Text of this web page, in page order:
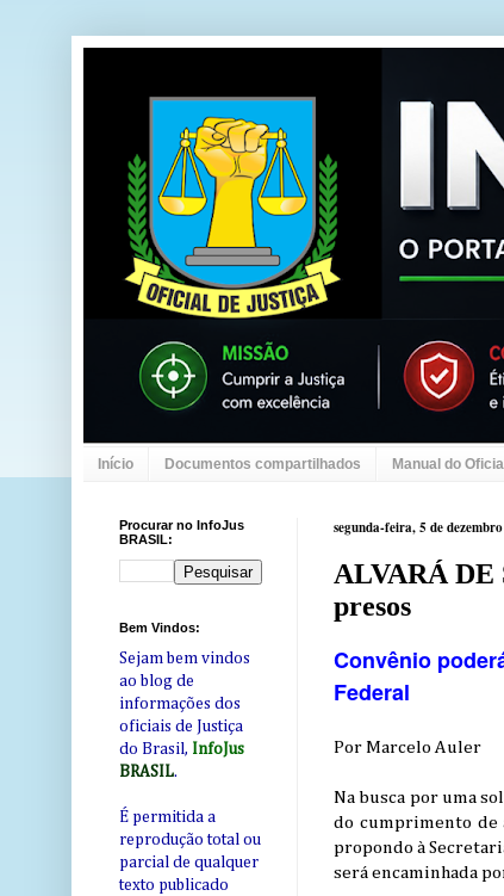
Início Documentos compartilhados Manual do
segunda-feira, 5 de
ALVARÁ DE
presos
Convênio
Federal
Por Marcelo Auler
Na busca por uma
do cumprimento de
propondo à
será encaminhada
Procurar no InfoJus
BRASIL:
Bem Vindos:
Sejam bem vindos
ao blog de
informações dos
oficiais de Justiça
do Brasil, InfoJus
BRASIL.
É permitida a
reprodução total ou
parcial de qualquer
texto publicado